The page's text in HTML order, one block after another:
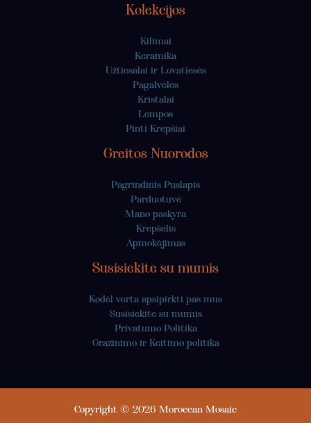
Kolekcijos
Kilimai
Keramika
Užtiesalai ir Lovatiesės
Pagalvėlės
Kristalai
Lempos
Pinti Krepšiai
Greitos Nuorodos
Pagrindinis Puslapis
Parduotuvė
Mano paskyra
Krepšelis
Apmokėjimas
Susisiekite su mumis
Kodėl verta apsipirkti pas mus
Susisiekite su mumis
Privatumo Politika
Grąžinimo ir Keitimo politika
Copyright © 2026 Moroccan Mosaic